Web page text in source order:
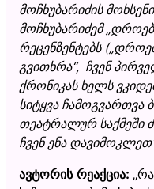
მოჩხუბარიძის
მოჩხუბარიძემ„
რეცენზენტებს („
გვითხრა“, ჩვენ
ქრონიკას ხელს
სიტყვა ჩამოგვართვა
თეატრალურ საქმეში
ჩვენ ენა დავიმოკლეთ
ავტორის რეაქცია: